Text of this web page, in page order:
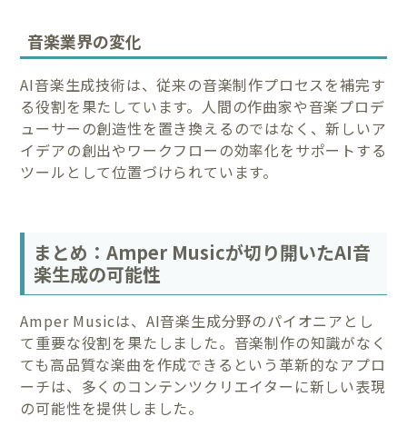
音楽業界の変化
AI音楽生成技術は、従来の音楽制作プロセスを補完す
る役割を果たしています。人間の作曲家や音楽プロデ
ューサーの創造性を置き換えるのではなく、新しいア
イデアの創出やワークフローの効率化をサポートする
ツールとして位置づけられています。
まとめ：Amper Musicが切り開いたAI音
楽生成の可能性
Amper Musicは、AI音楽生成分野のパイオニアとし
て重要な役割を果たしました。音楽制作の知識がなく
ても高品質な楽曲を作成できるという革新的なアプロ
ーチは、多くのコンテンツクリエイターに新しい表現
の可能性を提供しました。